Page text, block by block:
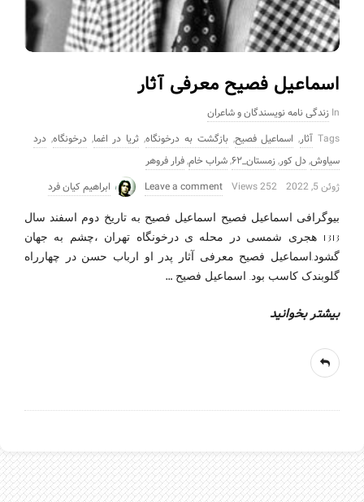
اسماعیل فصیح معرفی آثار
In زندگی نامه نویسندگان و شاعران
Tags آثار, اسماعیل فصیح,بازگشت به درخونگاه, ثریا در اغما,درخونگاه, درد
سیاوش,دل کور,زمستان_۶۲ ,شراب خام,فرار فروهر
ژوئن 5, 2022
252 Views
Leave a comment ابراهیم کیان فرد
بیوگرافی اسماعیل فصیح اسماعیل فصیح به تاریخ دوم اسفند سال
1313 هجری شمسی در محله ی درخونگاه تهران ،چشم به جهان
گشود.اسماعیل فصیح معرفی آثار پدر او ارباب حسن در چهارراه
گلوبندک کاسب بود. اسماعیل فصیح …
بیشتر بخوانید